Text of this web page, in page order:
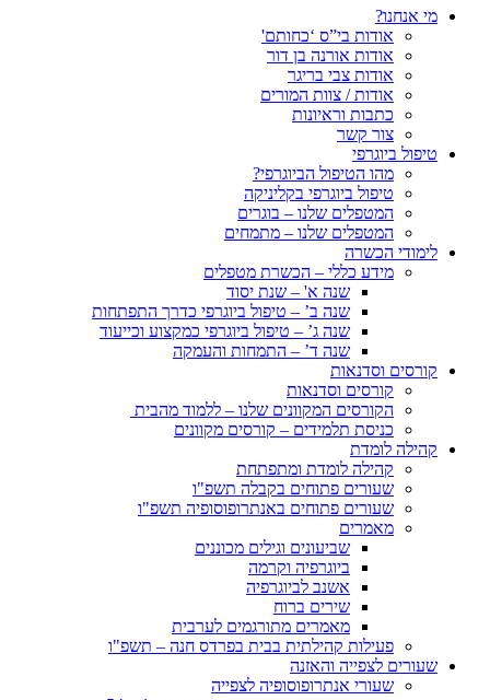
מי אנחנו?
אודות בי”ס ‘כחותם'
אודות אורנה בן דור
אודות צבי בריגר
אודות / צוות המורים
כתבות וראיונות
צור קשר
טיפול ביוגרפי
מהו הטיפול הביוגרפי?
טיפול ביוגרפי בקליניקה
המטפלים שלנו – בוגרים
המטפלים שלנו – מתמחים
לימודי הכשרה
מידע כללי – הכשרת מטפלים
שנה א' – שנת יסוד
שנה ב’ – טיפול ביוגרפי כדרך התפתחות
שנה ג’ – טיפול ביוגרפי כמקצוע וכייעוד
שנה ד’ – התמחות והעמקה
קורסים וסדנאות
קורסים וסדנאות
הקורסים המקוונים שלנו – ללמוד מהבית
כניסת תלמידים – קורסים מקוונים
קהילה לומדת
קהילה לומדת ומתפתחת
שעורים פתוחים בקבלה תשפ"ו
שעורים פתוחים באנתרופוסופיה תשפ"ו
מאמרים
שביעונים וגילים מכוננים
ביוגרפיה וקרמה
אשנב לביוגרפיה
שירים ברוח
מאמרים מתורגמים לערבית
פעילות קהילתית בבית בפרדס חנה – תשפ"ו
שעורים לצפייה והאזנה
שעורי אנתרופוסופיה לצפייה